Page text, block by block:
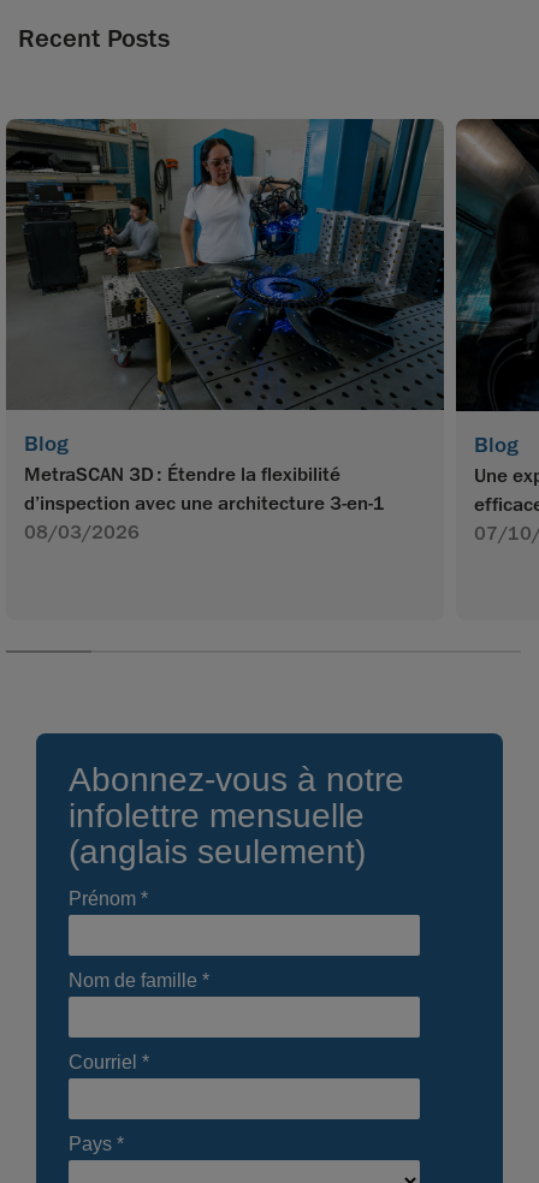
Recent Posts
Blog
MetraSCAN 3D : Étendre la flexibilité
d’inspection avec une architecture 3-en-1
08/03/2026
Blog
Une
07/